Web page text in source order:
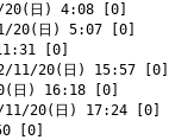
日) 4:08 [0]
20(日) 5:07 [0]
[0]
20(日) 15:57 [0]
日) 16:18 [0]
20(日) 17:24 [0]
[0]